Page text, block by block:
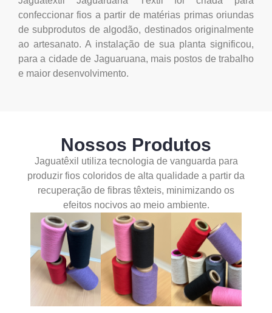
confeccionar fios a partir de matérias primas oriundas
de subprodutos de algodão, destinados originalmente
ao artesanato. A instalação de sua planta significou,
para a cidade de Jaguaruana, mais postos de trabalho
e maior desenvolvimento.
Nossos Produtos
Jaguatêxil utiliza tecnologia de vanguarda para
produzir fios coloridos de alta qualidade a partir da
recuperação de fibras têxteis, minimizando os
efeitos nocivos ao meio ambiente.